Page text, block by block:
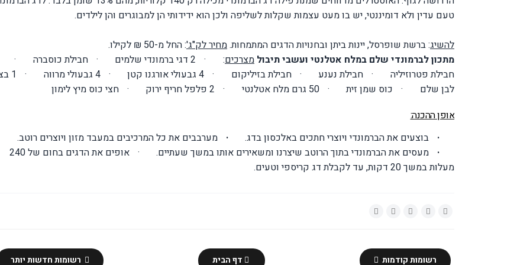
טעם עדין ולא דומיננטי, יש בו מעט עצמות שקלות לשליפה ולכן הוא ידידותי הן למבוגרים והן לילדים.
להשיג: ברשת שופרסל, יינות ביתן ובחנויות הדגים המתמחות.מחיר לק"ג': החל מ-50 ₪ לקילו.
מתכון לברמונדי שלם במלח אטלנטי ועשבי תיבול מצרכים:
· 2 דגי ברמונדי שלמים · חבילת כוסברה
·
חבילת פטרוזיליה
· חבילת נענע · חבילת בזיליקום · 4 גבעולי אורגנו קטן · 4 גבעולי מרווה ·
1
לבן שלם
· כוס שמן זית · 50 גרם מלח אטלנטי · 2 פלפל חריף ירוק · חצי כוס מיץ לימון
אופן ההכנה:
·
בוצעים את הברמונדי ויוצרי חתכים באלכסון בדג. ·
מערבבים את כל המרכיבים במעבד מזון ויוצרים רוטב.
·
מעסים את הברמונדי בתוך הרוטב שיצרנו ומשאירים אותו במשך שעתיים. ·
אופים את הדגים בחום של 240
מעלות במשך 20 דקות, עד לקבלת דג קריספי וטעים.
רשומות חדשות יותר רשומות קודמות דף הבית